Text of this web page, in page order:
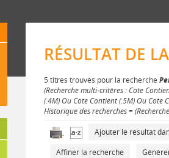
RÉSULTAT DE
5 titres trouvés pour la recherche
(Recherche multi-critères : Cote
(.4M) Ou Cote Contient (.5M) Ou Cote
Historique des recherches =
Ajouter le résultat
Affiner la recherche